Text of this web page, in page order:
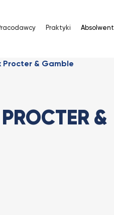
Praktyki Absolwent
Procter & Gamble
&